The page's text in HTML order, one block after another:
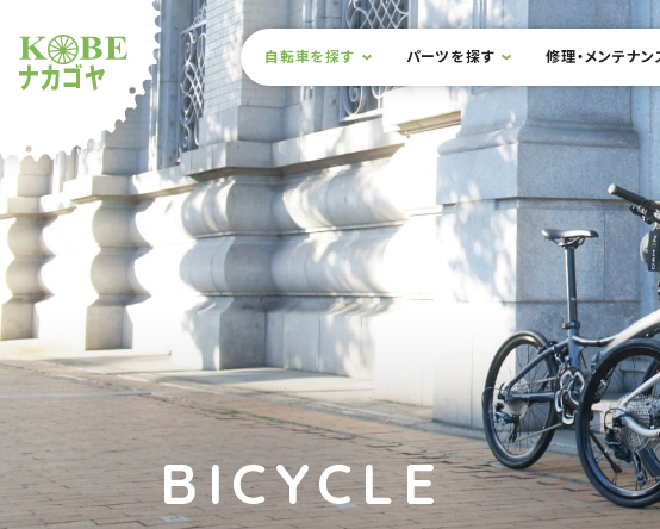
ショップナカゴヤ
サイト内メニュー
本文までスキップ
自転車を探す パーツを探す 修理・メンテナン
BICYCLE